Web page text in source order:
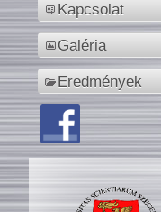
Kapcsolat
Galéria
Eredmények